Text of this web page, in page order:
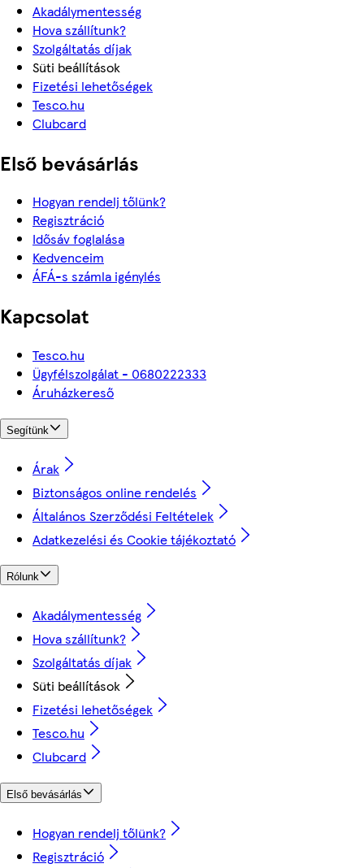
Akadálymentesség
Hova szállítunk?
Szolgáltatás díjak
Süti beállítások
Fizetési lehetőségek
Tesco.hu
Clubcard
Első bevásárlás
Hogyan rendelj tőlünk?
Regisztráció
Idősáv foglalása
Kedvenceim
ÁFÁ-s számla igénylés
Kapcsolat
Tesco.hu
Ügyfélszolgálat - 0680222333
Áruházkereső
Segítünk
Árak
Biztonságos online rendelés
Általános Szerződési Feltételek
Adatkezelési és Cookie tájékoztató
Rólunk
Akadálymentesség
Hova szállítunk?
Szolgáltatás díjak
Süti beállítások
Fizetési lehetőségek
Tesco.hu
Clubcard
Első bevásárlás
Hogyan rendelj tőlünk?
Regisztráció